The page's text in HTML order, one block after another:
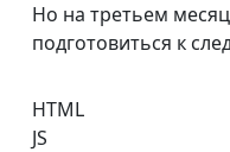
Но на третьем
подготовиться к
HTML
JS